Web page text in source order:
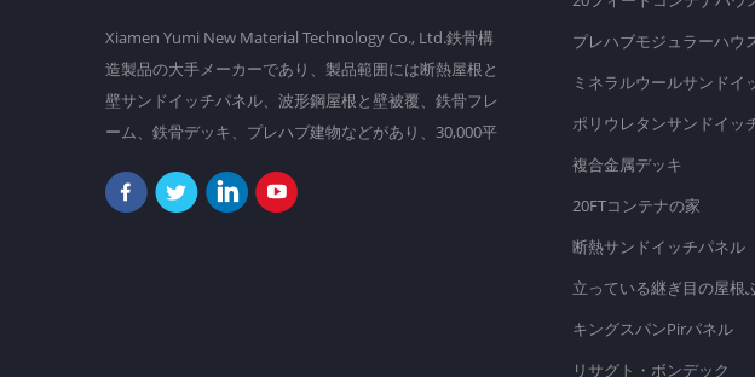
Xiamen Yumi New Material Technology Co., Ltd.鉄骨構
造製品の大手メーカーであり、製品範囲には断熱屋根と
壁サンドイッチパネル、波形鋼屋根と壁被覆、鉄骨フレ
ーム、鉄骨デッキ、プレハブ建物などがあり、30,000平
フ。 私たちの目標は、勤勉さと知恵でより良い世界を
プレハブモジュラーハウ
ミネラルウールサンドイ
ポリウレタンサンドイッ
複合金属デッキ
20FTコンテナの家
断熱サンドイッチパネル
立っている継ぎ目の屋根
キングスパンPirパネル
リサグト・ボンデック